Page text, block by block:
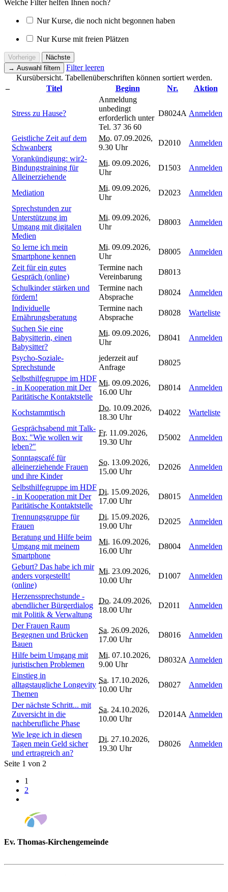
Welche Filter helfen Ihnen noch?
Nur Kurse, die noch nicht begonnen haben
Nur Kurse mit freien Plätzen
Vorherige
Nächste
→ Auswahl filtern
Filter leeren
Kursübersicht. Tabellenüberschriften können sortiert werden.
–
Titel Beginn Nr. Aktion
Stress zu Hause?
Anmeldung
unbedingt
erforderlich unter
Tel. 37 36 60
D8024A Anmelden
Geistliche Zeit auf dem
Schwanberg
Mo. 07.09.2026,
9.30 Uhr
D2010
Anmelden
Vorankündigung: wir2-
Bindungstraining für
Alleinerziehende
Mi. 09.09.2026,
Uhr
D1503 Anmelden
Mediation
Mi. 09.09.2026,
Uhr
D2023
Anmelden
Sprechstunden zur
Unterstützung im
Umgang mit digitalen
Medien
Mi. 09.09.2026,
Uhr
D8003 Anmelden
So lerne ich mein
Smartphone kennen
Mi. 09.09.2026,
Uhr
D8005
Anmelden
Zeit für ein gutes
Gespräch (online)
Termine nach
Vereinbarung
D8013
Schulkinder stärken und
fördern!
Termine nach
Absprache
D8024
Anmelden
Individuelle
Ernährungsberatung
Termine nach
Absprache
D8028
Warteliste
Suchen Sie eine
Babysitterin, einen
Babysitter?
Mi. 09.09.2026,
Uhr
D8041 Anmelden
Psycho-Soziale-
Sprechstunde
jederzeit auf
Anfrage
D8025
Selbsthilfegruppe im HDF
- in Kooperation mit Der
Paritätische Kontaktstelle
Mi. 09.09.2026,
16.00 Uhr
D8014 Anmelden
Kochstammtisch
Do. 10.09.2026,
18.30 Uhr
D4022
Warteliste
Gesprächsabend mit Talk-
Box: "Wie wollen wir
leben?"
Fr. 11.09.2026,
19.30 Uhr
D5002 Anmelden
Sonntagscafé für
alleinerziehende Frauen
und ihre Kinder
So. 13.09.2026,
15.00 Uhr
D2026 Anmelden
Selbsthilfegruppe im HDF
- in Kooperation mit Der
Paritätische Kontaktstelle
Di. 15.09.2026,
17.00 Uhr
D8015 Anmelden
Trennungsgruppe für
Frauen
Di. 15.09.2026,
19.00 Uhr
D2025
Anmelden
Beratung und Hilfe beim
Umgang mit meinem
Smartphone
Mi. 16.09.2026,
16.00 Uhr
D8004 Anmelden
Geburt? Das habe ich mir
anders vorgestellt!
(online)
Mi. 23.09.2026,
10.00 Uhr
D1007 Anmelden
Herzenssprechstunde -
abendlicher Bürgerdialog
mit Politik & Verwaltung
Do. 24.09.2026,
18.00 Uhr
D2011 Anmelden
Der Frauen Raum
Begegnen und Brücken
Bauen
Sa. 26.09.2026,
17.00 Uhr
D8016 Anmelden
Hilfe beim Umgang mit
juristischen Problemen
Mi. 07.10.2026,
9.00 Uhr
D8032A Anmelden
Einstieg in
alltagstaugliche Longevity
Themen
Sa. 17.10.2026,
10.00 Uhr
D8027 Anmelden
Der nächste Schritt... mit
Zuversicht in die
nachberufliche Phase
Sa. 24.10.2026,
10.00 Uhr
D2014A Anmelden
Wie lege ich in diesen
Tagen mein Geld sicher
und ertragreich an?
Di. 27.10.2026,
19.30 Uhr
D8026 Anmelden
Seite 1 von 2
1
2
Ev. Thomas-Kirchengemeinde